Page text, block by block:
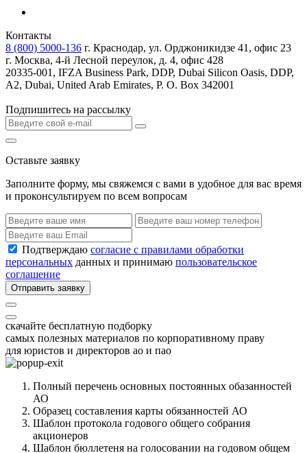
Контакты
8 (800) 5000-136 г. Краснодар, ул. Орджоникидзе 41, офис 23
г. Москва, 4-й Лесной переулок, д. 4, офис 428
20335-001, IFZA Business Park, DDP, Dubai Silicon Oasis, DDP,
A2, Dubai, United Arab Emirates, P. O. Box 342001
Подпишитесь на рассылку
Оставьте заявку
Заполните форму, мы свяжемся с вами в удобное для вас время
и проконсультируем по всем вопросам
Подтверждаю согласие с правилами обработки
персональных данных и принимаю пользовательское
соглашение
Отправить заявку
скачайте бесплатную подборку
самых полезных материалов по корпоративному праву
для юристов и директоров ао и пао
Полный перечень основных постоянных обазанностей
АО
Образец составления карты обязанностей АО
Шаблон протокола годового общего собрания
акционеров
Шаблон бюллетеня на голосовании на годовом общем